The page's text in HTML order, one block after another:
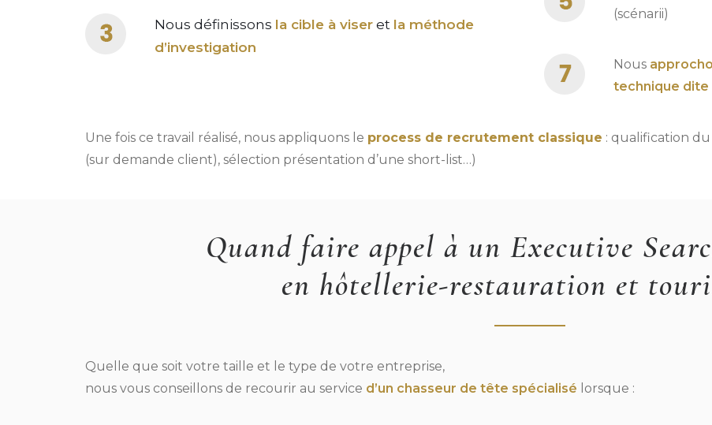
Nous définissons la cible à viser et la méthode
d’investigation
(scénarii)
Nous
technique dite
Une fois ce travail réalisé, nous appliquons le process de recrutement classique : qualification
(sur demande client), sélection présentation d’une short-list…)
Quand faire appel à un Executive
en hôtellerie-restauration et
Quelle que soit votre taille et le type de votre entreprise,
nous vous conseillons de recourir au service d’un chasseur de tête spécialisé lorsque :